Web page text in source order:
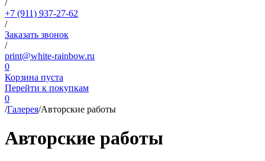
/
+7 (911) 937-27-62
/
Заказать звонок
/
print@white-rainbow.ru
0
Корзина пуста
Перейти к покупкам
0
/Галерея/Авторские работы
Авторские работы